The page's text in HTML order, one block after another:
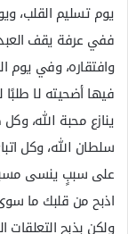
يوم تسليم القلب،
ففي عرفة يقف العبد
وافتقاره، وفي يوم
فيها أضحيته لا
ينازع محبة الله،
سلطان الله، وكل
على سببٍ ينسى
اذبح من قلبك ما سوى
ولكن بذبح